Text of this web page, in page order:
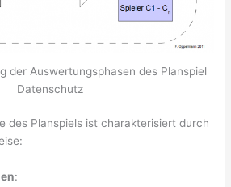
der Auswertungsphasen des Planspiel
Datenschutz
des Planspiels ist charakterisiert durch
: